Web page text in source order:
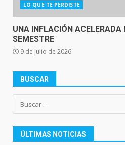
LO QUE TE PERDISTE
UNA INFLACIÓN ACELERADA
SEMESTRE
9 de julio de 2026
BUSCAR
Buscar:
ÚLTIMAS NOTICIAS